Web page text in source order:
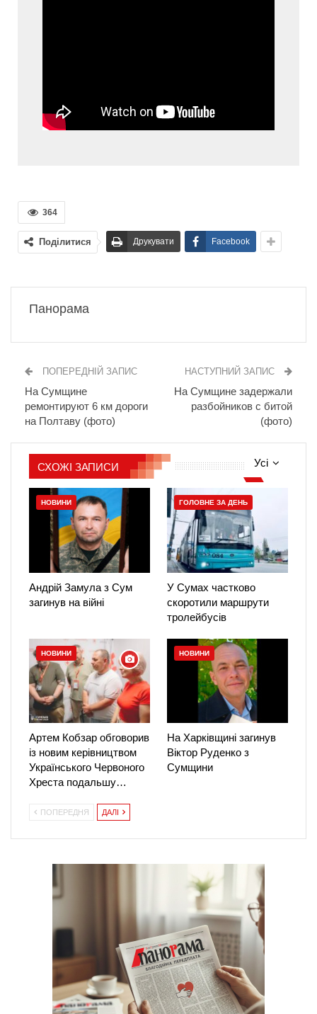
364
Поділитися Друкувати Facebook
Панорама
ПОПЕРЕДНІЙ ЗАПИС
На Сумщине
ремонтируют 6 км дороги
на Полтаву (фото)
НАСТУПНИЙ ЗАПИС
На Сумщине задержали
разбойников с битой
(фото)
Усі
СХОЖІ ЗАПИСИ
НОВИНИ
Андрій Замула з Сум
загинув на війні
ГОЛОВНЕ ЗА ДЕНЬ
У Сумах частково
скоротили маршрути
тролейбусів
НОВИНИ
Артем Кобзар обговорив
із новим керівництвом
Українського Червоного
Хреста подальшу…
НОВИНИ
На Харківщині загинув
Віктор Руденко з
Сумщини
ПОПЕРЕДНЯ ДАЛІ